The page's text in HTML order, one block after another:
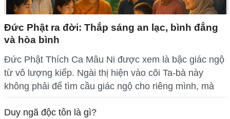
Đức Phật ra đời: Thắp sáng an lạc, bình đẳng
và hòa bình
Đức Phật Thích Ca Mâu Ni được xem là bậc giác ngộ
từ vô lượng kiếp. Ngài thị hiện vào cõi Ta-bà này
không phải để tìm cầu giác ngộ cho riêng mình, mà
Duy ngã độc tôn là gì?